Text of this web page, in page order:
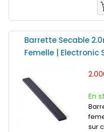
Barrette Secable
Femelle | Electronic
En
sur